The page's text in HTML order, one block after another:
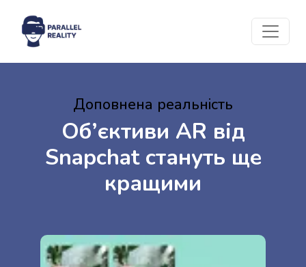
Доповнена реальність
Об’єктиви AR від
Snapchat стануть ще
кращими